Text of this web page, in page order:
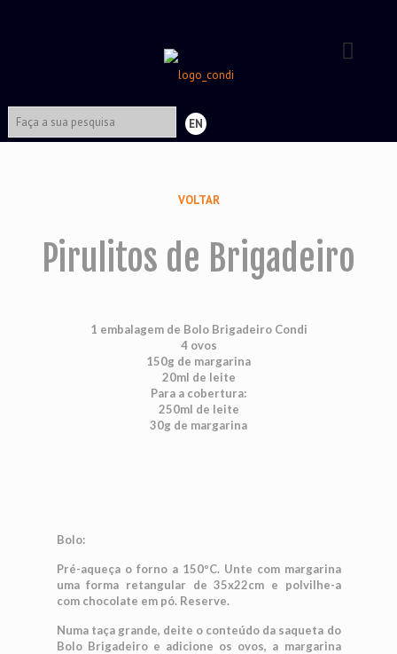
EN
VOLTAR
Pirulitos de Brigadeiro
1 embalagem de Bolo Brigadeiro Condi
4 ovos
150g de margarina
20ml de leite
Para a cobertura:
250ml de leite
30g de margarina
Bolo:
Pré-aqueça o forno a 150ºC. Unte com margarina
uma forma retangular de 35x22cm e polvilhe-a
com chocolate em pó. Reserve.
Numa taça grande, deite o conteúdo da saqueta do
Bolo Brigadeiro e adicione os ovos, a margarina